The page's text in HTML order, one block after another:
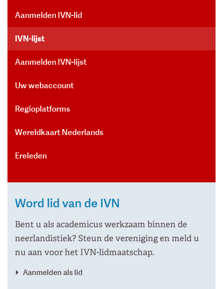
Aanmelden IVN-lid
IVN-lijst
Aanmelden IVN-lijst
Uw webaccount
Regioplatforms
Wereldkaart Nederlands
Ereleden
Word lid van de IVN
Bent u als academicus werkzaam binnen de
neerlandistiek? Steun de vereniging en meld u
nu aan voor het IVN-lidmaatschap.
Aanmelden als lid